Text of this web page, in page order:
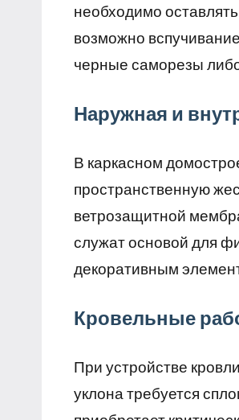
необходимо
возможно
черные саморезы
Наружная и
В каркасном
пространственную
ветрозащитной
служат основой для
декоративным
Кровельные
При устройстве
уклона требуется